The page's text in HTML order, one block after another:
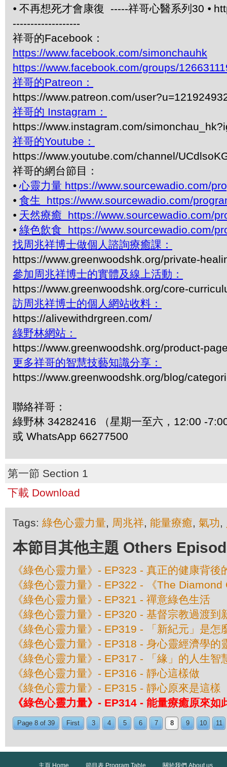
⦁ 不再想死才會康復 -----祥哥心醫系列30 ⦁
-------------------
祥哥的Facebook：
https://www.facebook.com/simonchauhk
https://www.facebook.com/groups/
祥哥的Patreon：
https://www.patreon.com/
祥哥的 Instagram：
https://www.instagram.com/
祥哥的Youtube：
https://www.youtube.com/channel/
祥哥的網台節目：
⦁ 心靈力量 https://www.sourcewadio.com/
⦁ 食生 https://www.sourcewadio.com/
⦁ 天然療癒 https://www.sourcewadio.com/
⦁ 綠色飲食 https://www.sourcewadio.com/
找周兆祥博士做個人諮詢療癒課：
https://www.greenwoodshk.org/private-
參加周兆祥博士的實體及線上活動：
https://www.greenwoodshk.org/core-
訪周兆祥博士的個人網站收料：
https://alivewithdrgreen.com/
綠野林網站：
https://www.greenwoodshk.org/product-
更多祥哥的智慧技藝知識分享：
https://www.greenwoodshk.org/blog/
聯絡祥哥：
綠野林 34282416 （星期一至六，12:00 -
或 WhatsApp 66277500
第一節 Section 1
下載 Download
Tags: 綠色心靈力量, 周兆祥, 能量療癒, 氣功,
本節目其他主題 Others
《綠色心靈力量》- EP323 - 真正的健康背後
《綠色心靈力量》- EP322 - 《The
《綠色心靈力量》- EP321 - 禪意綠色生活
《綠色心靈力量》- EP320 - 基督宗教過渡到
《綠色心靈力量》- EP319 - 「新紀元」是怎
《綠色心靈力量》- EP318 - 身心靈經濟學的
《綠色心靈力量》- EP317 - 「緣」的人生智
《綠色心靈力量》- EP316 - 靜心這樣做
《綠色心靈力量》- EP315 - 靜心原來是這樣
《綠色心靈力量》- EP314 - 能量療癒原來如
Page 8 of 39 First 3 4 5 6 7 8 9 10 11
主頁 Home 節目表 Program Table 關於我們 About us